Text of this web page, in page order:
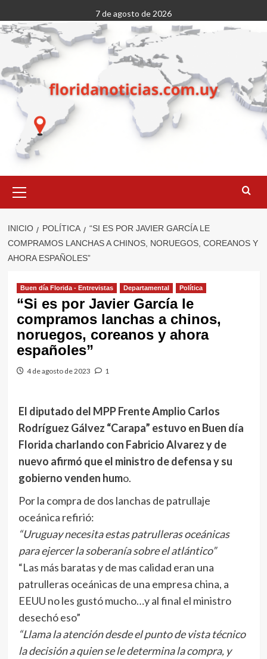
al
contenido
7 de agosto de 2026
primario
INICIO POLÍTICA
“SI ES POR JAVIER GARCÍA LE
COMPRAMOS LANCHAS A CHINOS, NORUEGOS, COREANOS Y
AHORA ESPAÑOLES”
Buen día Florida - Entrevistas Departamental Política
“Si es por Javier García le
compramos lanchas a chinos,
noruegos, coreanos y ahora
españoles”
4 de agosto de 2023 1
El diputado del MPP Frente Amplio Carlos
Rodríguez Gálvez “Carapa” estuvo en Buen día
Florida charlando con Fabricio Alvarez y de
nuevo afirmó que el ministro de defensa y su
gobierno venden humo.
Por la compra de dos lanchas de patrullaje
oceánica refirió:
“Uruguay necesita estas patrulleras oceánicas
para ejercer la soberanía sobre el atlántico”
“Las más baratas y de mas calidad eran una
patrulleras oceánicas de una empresa china, a
EEUU no les gustó mucho…y al final el ministro
desechó eso”
“Llama la atención desde el punto de vista técnico
la decisión a quien se le determina la compra, y